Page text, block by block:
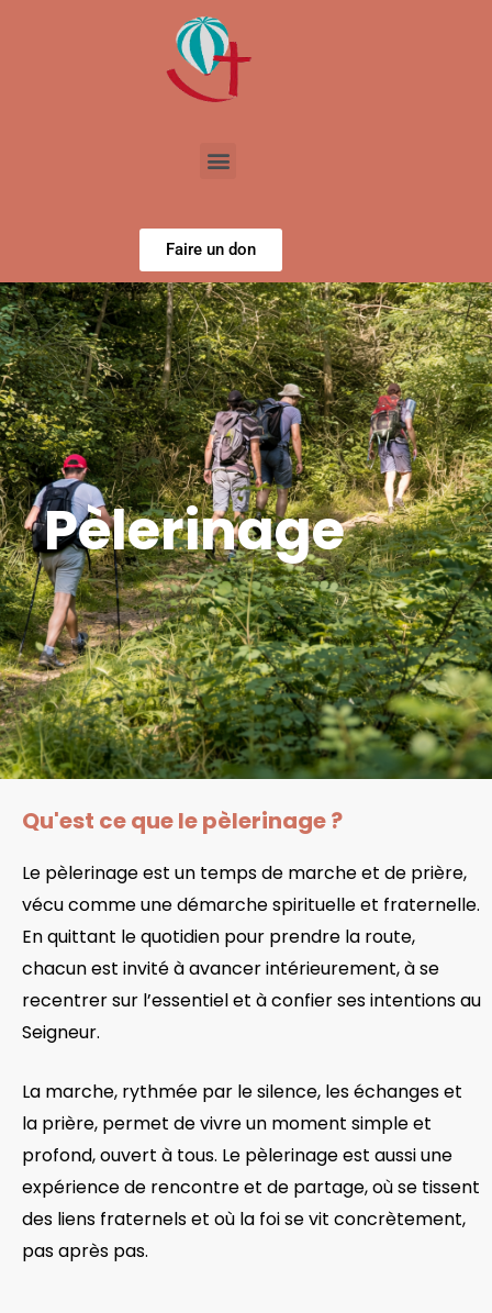
Menu
Faire un don
Pèlerinage
Qu'est ce que le pèlerinage ?
Le pèlerinage est un temps de marche et de prière,
vécu comme une démarche spirituelle et fraternelle.
En quittant le quotidien pour prendre la route,
chacun est invité à avancer intérieurement, à se
recentrer sur l’essentiel et à confier ses intentions au
Seigneur.
La marche, rythmée par le silence, les échanges et
la prière, permet de vivre un moment simple et
profond, ouvert à tous. Le pèlerinage est aussi une
expérience de rencontre et de partage, où se tissent
des liens fraternels et où la foi se vit concrètement,
pas après pas.